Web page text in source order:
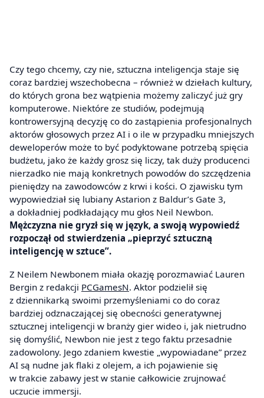
Czy tego chcemy, czy nie, sztuczna inteligencja staje się
coraz bardziej wszechobecna – również w dziełach kultury,
do których grona bez wątpienia możemy zaliczyć już gry
komputerowe. Niektóre ze studiów, podejmują
kontrowersyjną decyzję co do zastąpienia profesjonalnych
aktorów głosowych przez AI i o ile w przypadku mniejszych
deweloperów może to być podyktowane potrzebą spięcia
budżetu, jako że każdy grosz się liczy, tak duży producenci
nierzadko nie mają konkretnych powodów do szczędzenia
pieniędzy na zawodowców z krwi i kości. O zjawisku tym
wypowiedział się lubiany Astarion z Baldur’s Gate 3,
a dokładniej podkładający mu głos Neil Newbon.
Mężczyzna nie gryzł się w język, a swoją wypowiedź
rozpoczął od stwierdzenia „pieprzyć sztuczną
inteligencję w sztuce”.
Z Neilem Newbonem miała okazję porozmawiać Lauren
Bergin z redakcji PCGamesN. Aktor podzielił się
z dziennikarką swoimi przemyśleniami co do coraz
bardziej odznaczającej się obecności generatywnej
sztucznej inteligencji w branży gier wideo i, jak nietrudno
się domyślić, Newbon nie jest z tego faktu przesadnie
zadowolony. Jego zdaniem kwestie „wypowiadane” przez
AI są nudne jak flaki z olejem, a ich pojawienie się
w trakcie zabawy jest w stanie całkowicie zrujnować
uczucie immersji.